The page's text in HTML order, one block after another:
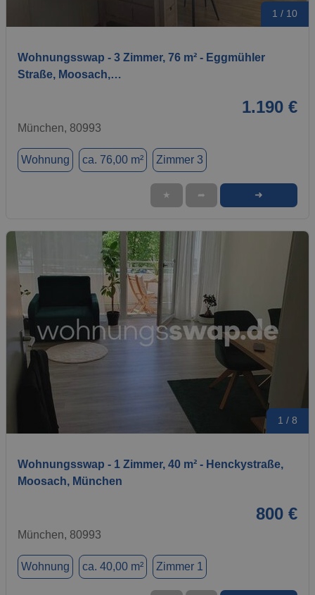
1 / 10
Wohnungsswap - 3 Zimmer, 76 m² - Eggmühler
Straße, Moosach,…
1.190 €
München, 80993
Wohnung ca. 76,00 m² Zimmer 3
★ ➦ ➜
1 / 8
Wohnungsswap - 1 Zimmer, 40 m² - Henckystraße,
Moosach, München
800 €
München, 80993
Wohnung ca. 40,00 m² Zimmer 1